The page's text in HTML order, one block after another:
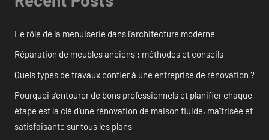
Le rôle de la menuiserie dans l’architecture moderne
Réparation de meubles anciens : méthodes et conseils
Quels types de travaux confier à une entreprise de rénovation ?
Pourquoi s’entourer de bons professionnels et planifier chaque
étape est la clé d’une rénovation de maison fluide, maîtrisée et
satisfaisante sur tous les plans